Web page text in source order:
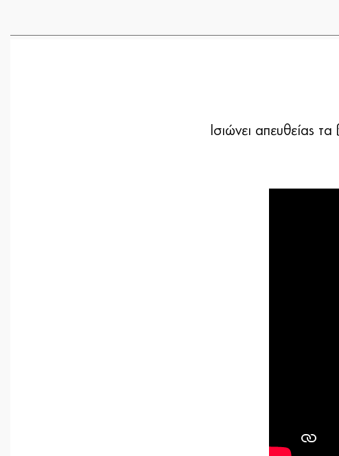
Ισιώνει απευθείας